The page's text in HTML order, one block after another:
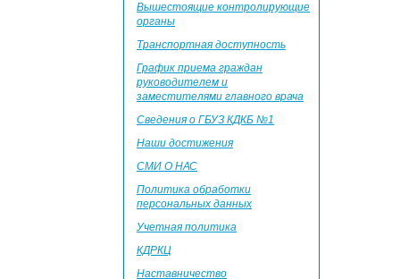
Вышестоящие контролирующие
органы
Транспортная доступность
График приема граждан
руководителем и
заместителями главного врача
Сведения о ГБУЗ КДКБ №1
Наши достижения
СМИ О НАС
Политика обработки
персональных данных
Учетная политика
КДРКЦ
Наставничество